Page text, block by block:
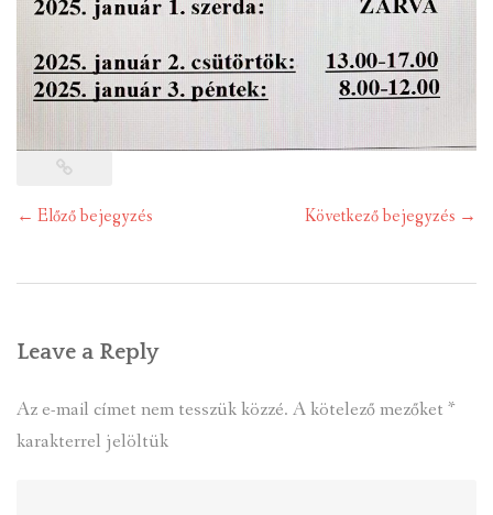
Post
← Előző bejegyzés Következő bejegyzés →
Leave a Reply
Az e-mail címet nem tesszük közzé. A kötelező mezőket *
karakterrel jelöltük